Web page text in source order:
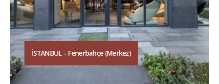
İSTANBUL – Fenerbahçe (Merkez)